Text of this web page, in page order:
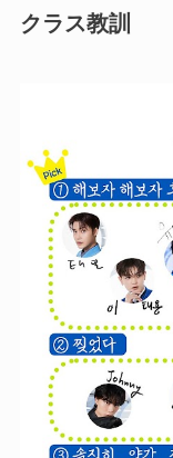
クラス教訓